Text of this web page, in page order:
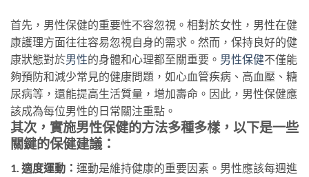
首先，男性保健的重要性不容忽視。相對於女性，男性在健
康護理方面往往容易忽視自身的需求。然而，保持良好的健
康狀態對於男性的身體和心理都至關重要。 男性保健不僅能
夠預防和減少常見的健康問題，如心血管疾病、高血壓、糖
尿病等，還能提高生活質量，增加壽命。因此，男性保健應
該成為每位男性的日常關注重點。
其次，實施男性保健的方法多種多樣，以下是一些
關鍵的保健建議：
1. 適度運動： 運動是維持健康的重要因素。男性應該每週進